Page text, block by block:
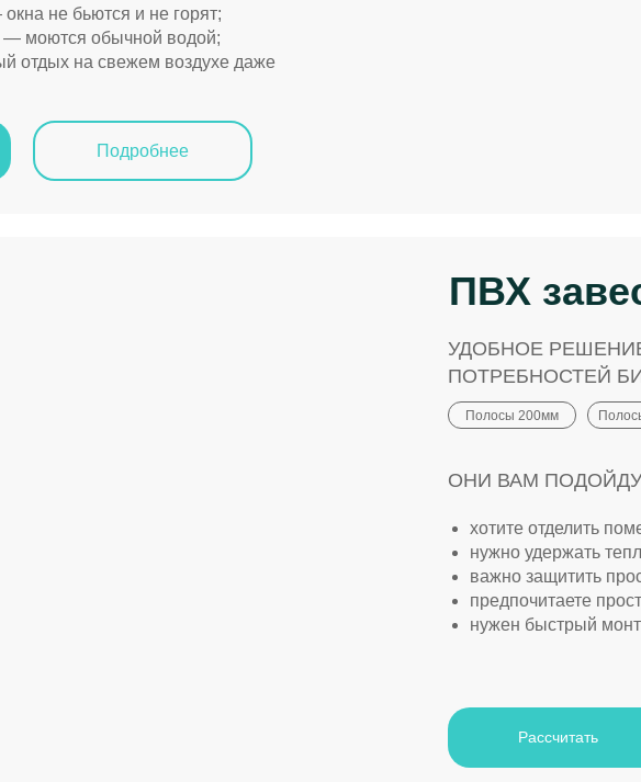
не бьются и не горят;
— моются обычной водой;
отдых на свежем воздухе даже
Подробнее
ПВХ
хотите отделить
нужно удержать
важно защитить
предпочитаете
нужен быстрый
ОНИ ВАМ
УДОБНОЕ
ПОТРЕБНОСТЕЙ
Рассчитать
Полосы 200мм